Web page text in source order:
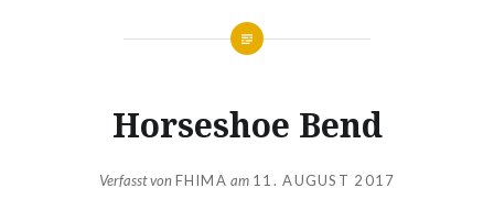
Horseshoe Bend
Verfasst vonFHIMA am 11. AUGUST 2017